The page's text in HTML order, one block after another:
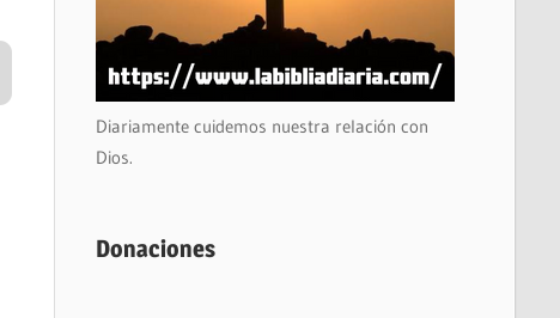
Diariamente cuidemos nuestra relación con
Dios.
Donaciones